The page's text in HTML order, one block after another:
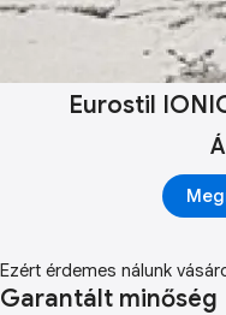
Eurostil
Ezért érdemes nálunk
Garantált minőség